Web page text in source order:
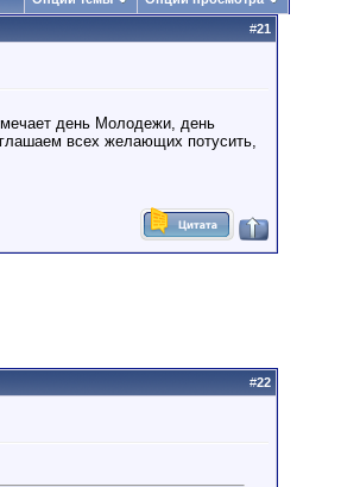
#21
день Молодежи, день
всех желающих потусить,
#22